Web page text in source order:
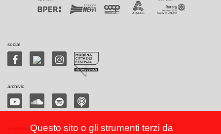
social
archivio
Questo sito o gli strumenti terzi da